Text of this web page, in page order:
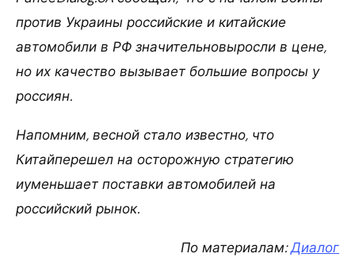
против Украины российские и китайские
автомобили в РФ значительновыросли в цене,
но их качество вызывает большие вопросы у
россиян.
Напомним, весной стало известно, что
Китайперешел на осторожную стратегию
иуменьшает поставки автомобилей на
российский рынок.
По материалам:Диалог